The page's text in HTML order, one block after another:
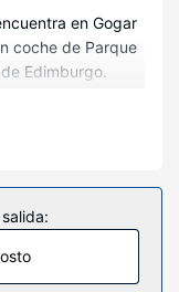
en Gogar
coche de Parque
Edimburgo.
de Cramond
de las 245
Las camas
acolchado
para descansar